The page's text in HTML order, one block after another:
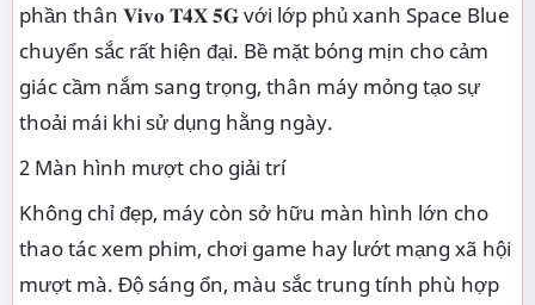
phần thân 𝐕𝐢𝐯𝐨 𝐓𝟒𝐗 𝟓𝐆 với lớp phủ xanh Space Blue
chuyển sắc rất hiện đại. Bề mặt bóng mịn cho cảm
giác cầm nắm sang trọng, thân máy mỏng tạo sự
thoải mái khi sử dụng hằng ngày.
2 Màn hình mượt cho giải trí
Không chỉ đẹp, máy còn sở hữu màn hình lớn cho
thao tác xem phim, chơi game hay lướt mạng xã hội
mượt mà. Độ sáng ổn, màu sắc trung tính phù hợp